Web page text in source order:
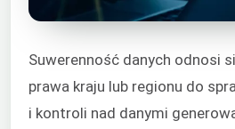
Suwerenność danych odnosi
prawa kraju lub regionu do
i kontroli nad danymi